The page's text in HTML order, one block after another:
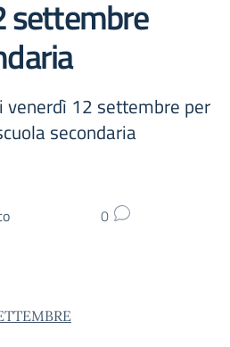
settembre
venerdì 12 settembre per
secondaria
0